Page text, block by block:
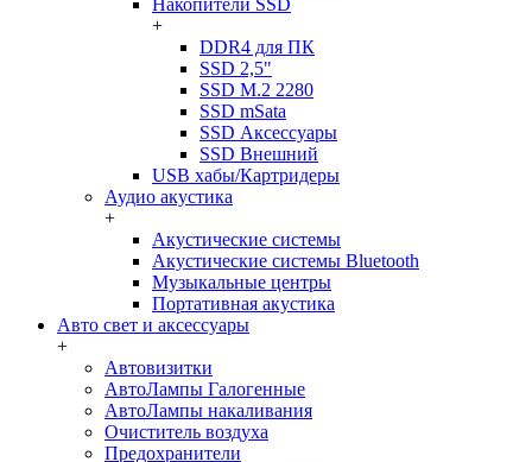
Накопители SSD
+
DDR4 для ПК
SSD 2,5"
SSD M.2 2280
SSD mSata
SSD Аксессуары
SSD Внешний
USB хабы/Картридеры
Аудио акустика
+
Акустические системы
Акустические системы Bluetooth
Музыкальные центры
Портативная акустика
Авто свет и аксессуары
+
Автовизитки
АвтоЛампы Галогенные
АвтоЛампы накаливания
Очиститель воздуха
Предохранители